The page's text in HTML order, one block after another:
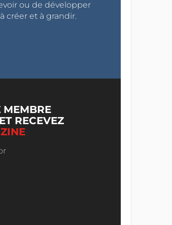
ou de développer
créer et à grandir.
MEMBRE
RECEVEZ